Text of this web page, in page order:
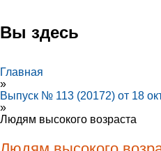
Вы здесь
Главная
»
Выпуск № 113 (20172) от 18
»
Людям высокого возраста